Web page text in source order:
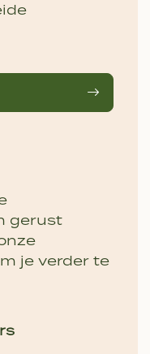
gerust
je verder te